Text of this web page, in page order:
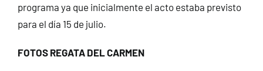
programa ya que inicialmente el acto estaba previsto
para el día 15 de julio.
FOTOS REGATA DEL CARMEN